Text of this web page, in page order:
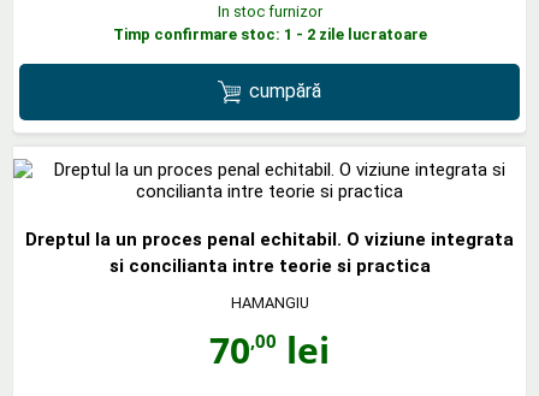
In stoc furnizor
Timp confirmare stoc: 1 - 2 zile lucratoare
cumpără
Dreptul la un proces penal echitabil. O viziune integrata
si concilianta intre teorie si practica
HAMANGIU
70,00 lei